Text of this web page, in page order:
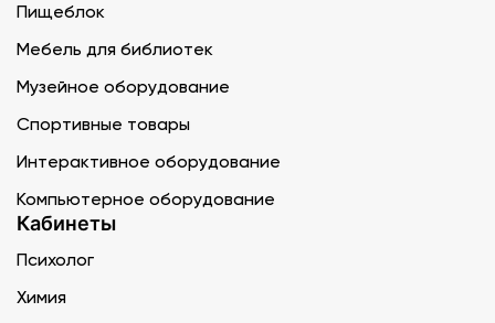
Пищеблок
Мебель для библиотек
Музейное оборудование
Спортивные товары
Интерактивное оборудование
Компьютерное оборудование
Кабинеты
Психолог
Химия